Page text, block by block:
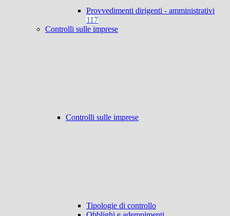
Provvedimenti dirigenti - amministrativi
117
Controlli sulle imprese
Controlli sulle imprese
Tipologie di controllo